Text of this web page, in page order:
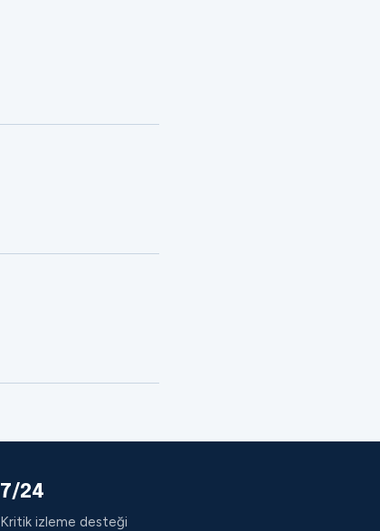
7/24
Kritik izleme desteği